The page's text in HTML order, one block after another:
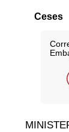
Ceses